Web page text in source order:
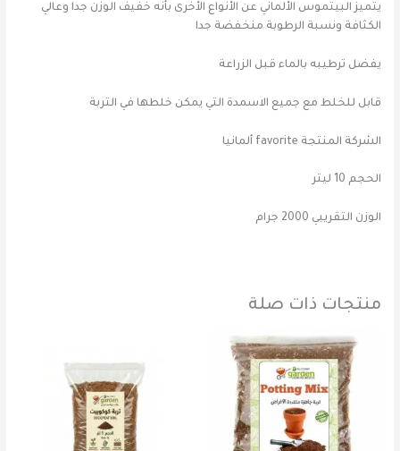
يتميز البيتموس الألماني عن الأنواع الأخرى بأنه خفيف الوزن جدا وعالي
الكثافة ونسبة الرطوبة منخفضة جدا
يفضل ترطيبه بالماء قبل الزراعة
قابل للخلط مع جميع الاسمدة التي يمكن خلطها في التربة
الشركة المنتجة favorite ألمانيا
الحجم 10 ليتر
الوزن التقريبي 2000 جرام
منتجات ذات صلة